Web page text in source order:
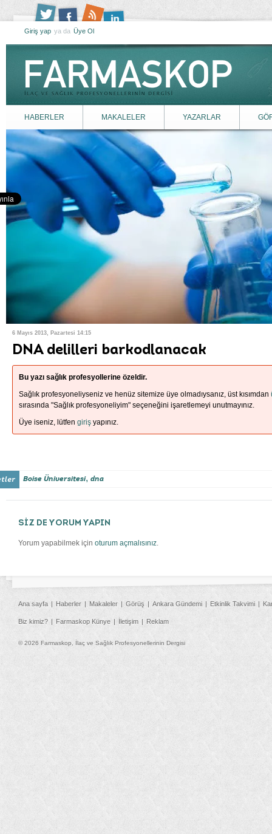
Giriş yap ya da Üye Ol
HABERLER MAKALELER YAZARLAR
6 Mayıs 2013, Pazartesi 14:15
DNA delilleri barkodlanacak
Bu yazı sağlık profesyollerine özeldir.
Sağlık profesyoneliyseniz ve henüz sitemize üye olmadıysanız, üst kısımdan
sırasında "Sağlık profesyoneliyim" seçeneğini işaretlemeyi unutmayınız.
Üye iseniz, lütfen giriş yapınız.
Boise Üniversitesi, dna
SİZ DE YORUM YAPIN
Yorum yapabilmek için oturum açmalısınız.
Ana sayfa Haberler Makaleler Görüş Ankara Gündemi Etkinlik Takvimi
Biz kimiz? Farmaskop Künye İletişim Reklam
© 2026 Farmaskop, İlaç ve Sağlık Profesyonellerinin Dergisi